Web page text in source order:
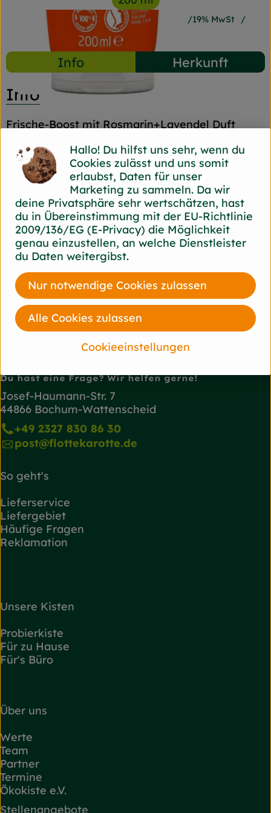
#16199 7,29 €/ 200 ml 36,45 €
19% MwSt
Handelsklasse II
Info Herkunft
Info
Frische-Boost mit Rosmarin+Lavendel Duft
Produktinformationen
Produktdatenblatt
Herkunft
diverse
Weleda
Du hast eine Frage? Wir helfen gerne!
Josef-Haumann-Str. 7
44866 Bochum-Wattenscheid
+49 2327 830 86 30
post@flottekarotte.de
So geht's
Lieferservice
Liefergebiet
Häufige Fragen
Reklamation
Unsere Kisten
Probierkiste
Für zu Hause
Für's Büro
Über uns
Werte
Team
Partner
Termine
Ökokiste e.V.
Stellenangebote
Hallo! Du hilfst uns sehr, wenn du
Cookies zulässt und uns somit
erlaubst, Daten für unser
Marketing zu sammeln. Da wir
deine Privatsphäre sehr wertschätzen, hast
du in Übereinstimmung mit der EU-Richtlinie
2009/136/EG (E-Privacy) die Möglichkeit
genau einzustellen, an welche Dienstleister
du Daten weitergibst.
Cookieeinstellungen
Nur notwendige Cookies zulassen
Alle Cookies zulassen